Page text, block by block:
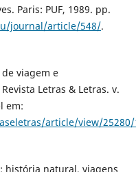
Paris: PUF, 1989. pp.
journal/article/548/.
viagem e
Letras & Letras. v.
em:
article/view/25280/
história natural, viagens